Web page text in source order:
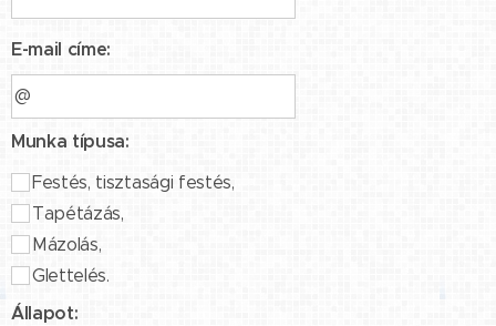
E-mail címe:
Munka típusa:
Festés, tisztasági festés,
Tapétázás,
Mázolás,
Glettelés.
Állapot: